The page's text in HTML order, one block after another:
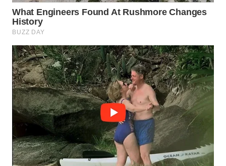
WAHANA
WAHANA
KONSUMEN
WAHANA
LISTRIK
WAHANA
TRAVEL